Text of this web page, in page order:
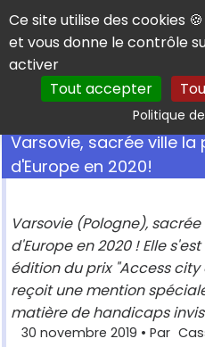
Panneau de gestion des
Ce site utilise des cookies 🍪
et vous donne le contrôle
activer
Tout accepter
Politique
Varsovie, sacrée ville la
d'Europe en 2020!
Varsovie (Pologne),
d'Europe en 2020 ! Elle
édition du prix "Access city
reçoit une mention
matière de handicaps
30 novembre 2019 • Par